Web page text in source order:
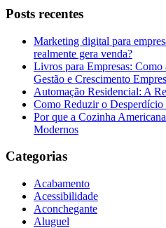
Posts recentes
Marketing digital para
realmente gera venda?
Livros para Empresas:
Gestão e Crescimento
Automação Residencial: A
Como Reduzir o Desperdício
Por que a Cozinha
Modernos
Categorias
Acabamento
Acessibilidade
Aconchegante
Aluguel